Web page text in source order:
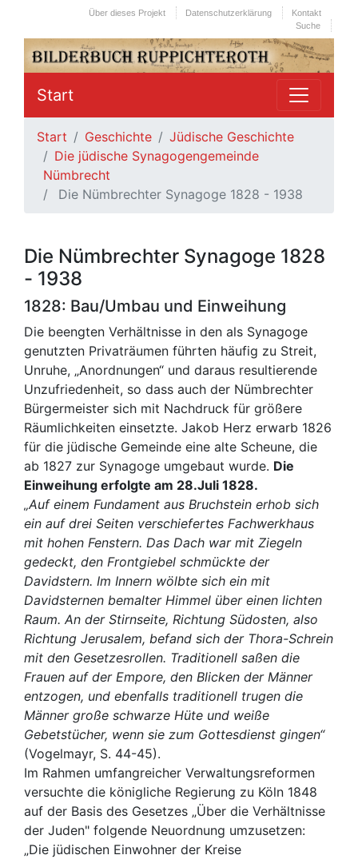
Kontakt
Datenschutzerklärung
Über dieses Projekt
Suche
Start
Start Geschichte
Jüdische Geschichte
Die jüdische Synagogengemeinde
Nümbrecht
Die Nümbrechter Synagoge 1828 - 1938
Die Nümbrechter Synagoge 1828
- 1938
1828: Bau/Umbau und Einweihung
Die beengten Verhältnisse in den als Synagoge
genutzten Privaträumen führten häufig zu Streit,
Unruhe, „Anordnungen“ und daraus resultierende
Unzufriedenheit, so dass auch der Nümbrechter
Bürgermeister sich mit Nachdruck für größere
Räumlichkeiten einsetzte. Jakob Herz erwarb 1826
für die jüdische Gemeinde eine alte Scheune, die
ab 1827 zur Synagoge umgebaut wurde. Die
Einweihung erfolgte am 28.Juli 1828.
„Auf einem Fundament aus Bruchstein erhob sich
ein auf drei Seiten verschiefertes Fachwerkhaus
mit hohen Fenstern. Das Dach war mit Ziegeln
gedeckt, den Frontgiebel schmückte der
Davidstern. Im Innern wölbte sich ein mit
Davidsternen bemalter Himmel über einen lichten
Raum. An der Stirnseite, Richtung Südosten, also
Richtung Jerusalem, befand sich der Thora-Schrein
mit den Gesetzesrollen. Traditionell saßen die
Frauen auf der Empore, den Blicken der Männer
entzogen, und ebenfalls traditionell trugen die
Männer große schwarze Hüte und weiße
Gebetstücher, wenn sie zum Gottesdienst gingen“
(Vogelmayr, S. 44-45).
Im Rahmen umfangreicher Verwaltungsreformen
versuchte die königliche Regierung zu Köln 1848
auf der Basis des Gesetzes „Über die Verhältnisse
der Juden" folgende Neuordnung umzusetzen:
„Die jüdischen Einwohner der Kreise